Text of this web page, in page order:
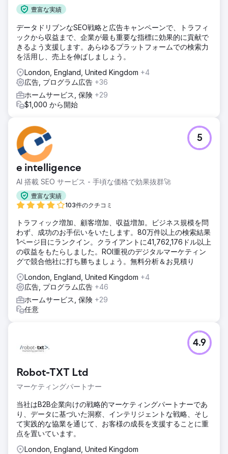
豊富な実績
データドリブンなSEO戦略と広告キャンペーンで、トラフィ
ックから収益まで、企業が最も重要な指標に効果的に貢献で
きるよう支援します。あらゆるプラットフォームでの検索力
を活用し、売上を伸ばしましょう。
London, England, United Kingdom +4
広告, プログラム広告 +36
ホームサービス, 保険 +29
$1,000 から開始
e intelligence
AI 搭載 SEO サービス - 手頃な価格で効果抜群🚀
豊富な実績
103件のクチコミ
5
トラフィック増加、顧客増加、収益増加。ビジネス規模を問
わず、成功のお手伝いをいたします。80万件以上の検索結果
1ページ目にランクイン。クライアントに41,762,176ドル以上
の収益をもたらしました。ROI重視のデジタルマーケティン
グで競合他社に打ち勝ちましょう。無料分析＆お見積り
London, England, United Kingdom +4
広告, プログラム広告 +46
ホームサービス, 保険 +29
任意
Robot-TXT Ltd
マーケティングパートナー
4.9
当社はB2B企業向けの戦略的マーケティングパートナーであ
り、データに基づいた洞察、インテリジェントな戦略、そし
て実践的な協業を通じて、お客様の成長を支援することに重
点を置いています。
London, England, United Kingdom